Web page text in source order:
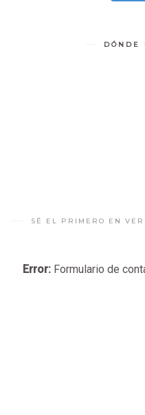
DÓNDE
SÉ EL PRIMERO EN VER
Error: Formulario de